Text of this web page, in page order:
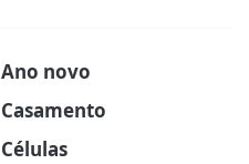
Ano novo
Casamento
Células